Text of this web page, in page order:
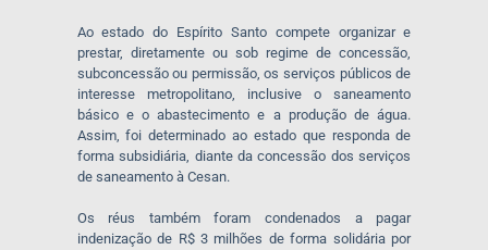
Ao estado do Espírito Santo compete organizar e
prestar, diretamente ou sob regime de concessão,
subconcessão ou permissão, os serviços públicos de
interesse metropolitano, inclusive o saneamento
básico e o abastecimento e a produção de água.
Assim, foi determinado ao estado que responda de
forma subsidiária, diante da concessão dos serviços
de saneamento à Cesan.
Os réus também foram condenados a pagar
indenização de R$ 3 milhões de forma solidária por